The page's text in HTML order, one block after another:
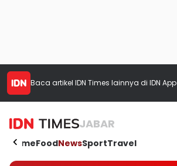
Baca artikel IDN Times lainnya di IDN App
JABAR
HomeFoodNewsSportTravel